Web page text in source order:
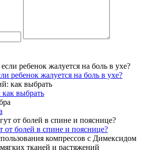
ребенок жалуется на боль в ухе?
выбрать
от болей в спине и пояснице?